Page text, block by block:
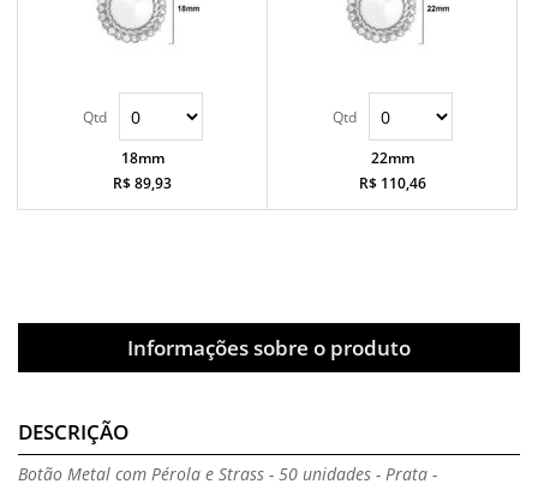
18mm
R$ 89,93
22mm
R$ 110,46
Informações sobre o produto
DESCRIÇÃO
Botão Metal com Pérola e Strass - 50 unidades - Prata -